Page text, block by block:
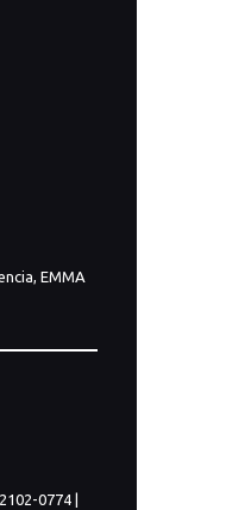
EMMA
0774 |